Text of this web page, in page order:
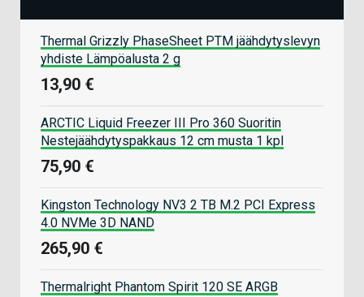
Thermal Grizzly PhaseSheet PTM jäähdytyslevyn
yhdiste Lämpöalusta 2 g
13,90 €
ARCTIC Liquid Freezer III Pro 360 Suoritin
Nestejäähdytyspakkaus 12 cm musta 1 kpl
75,90 €
Kingston Technology NV3 2 TB M.2 PCI Express
4.0 NVMe 3D NAND
265,90 €
Thermalright Phantom Spirit 120 SE ARGB